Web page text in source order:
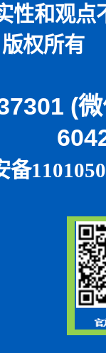
性和观点
有 本网
(
备